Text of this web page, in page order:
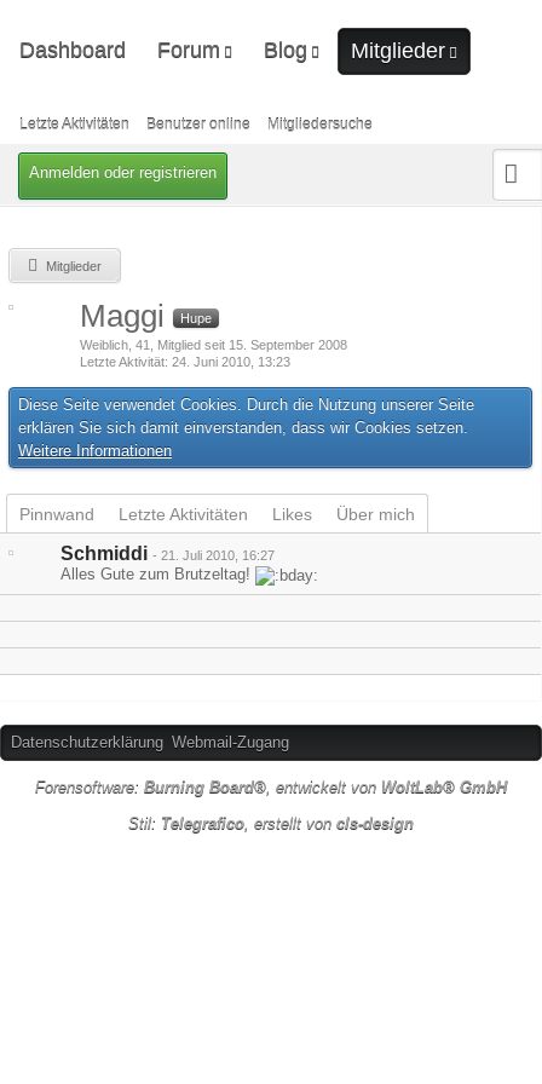
Anmelden oder registrieren
Dashboard Forum Blog Mitglieder
Benutzer online
Letzte Aktivitäten Benutzer online Mitgliedersuche
Mitglieder
Maggi
Hupe
Weiblich 41
Mitglied seit 15. September 2008
Letzte Aktivität 24. Juni 2010, 13:23
Diese Seite verwendet Cookies. Durch die Nutzung unserer Seite
erklären Sie sich damit einverstanden, dass wir Cookies setzen.
Weitere Informationen
Pinnwand Letzte Aktivitäten Likes Über mich
Schmiddi - 21. Juli 2010, 16:27
Alles Gute zum Brutzeltag!
Datenschutzerklärung Webmail-Zugang
Forensoftware: Burning Board®, entwickelt von WoltLab® GmbH
Stil: Telegrafico, erstellt von cls-design